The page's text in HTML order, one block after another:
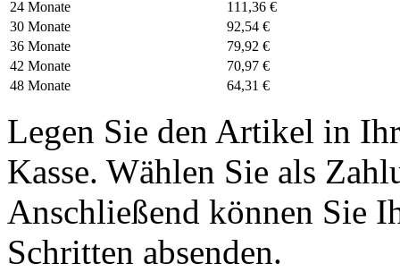
24 Monate
111,36 €
30 Monate
92,54 €
36 Monate
79,92 €
42 Monate
70,97 €
48 Monate
64,31 €
Legen Sie den Artikel in
Kasse. Wählen Sie als
Anschließend können Sie
Schritten absenden.